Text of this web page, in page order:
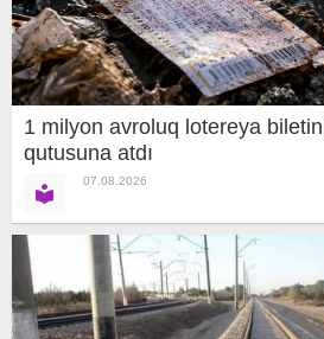
1 milyon avroluq lotereya
qutusuna atdı
07.08.2026